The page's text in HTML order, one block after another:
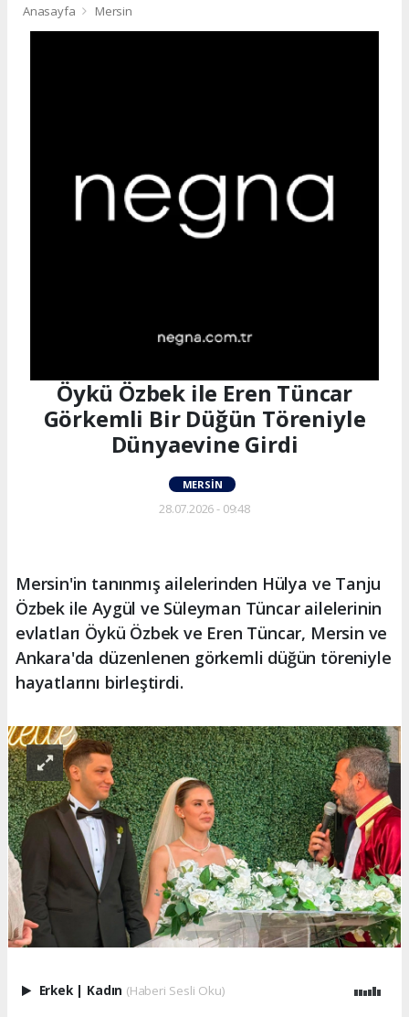
Anasayfa Mersin
Öykü Özbek ile Eren Tüncar
Görkemli Bir Düğün Töreniyle
Dünyaevine Girdi
MERSIN
28.07.2026 - 09:48
Mersin'in tanınmış ailelerinden Hülya ve Tanju
Özbek ile Aygül ve Süleyman Tüncar ailelerinin
evlatları Öykü Özbek ve Eren Tüncar, Mersin ve
Ankara'da düzenlenen görkemli düğün töreniyle
hayatlarını birleştirdi.
Erkek | Kadın (Haberi Sesli Oku)